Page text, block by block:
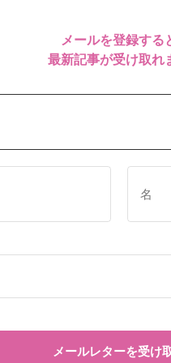
メールを登録する
最新記事が受け取れ